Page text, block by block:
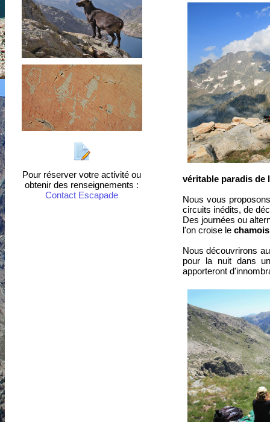
Pour réserver votre activité ou
obtenir des renseignements :
Contact Escapade
véritable paradis de
Nous vous
circuits inédits, de
Des journées ou
l'on croise le
Nous découvrirons
pour la nuit dans
apporteront